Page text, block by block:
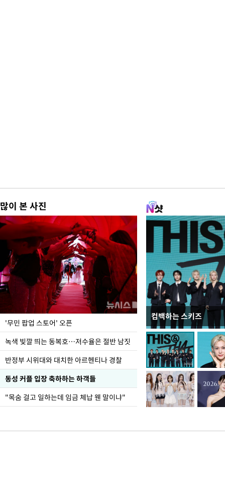
많이 본 사진
'무민 팝업 스토어' 오픈
녹색 빛깔 띄는 동복호…저수율은 절반 남짓
반정부 시위대와 대치한 아르헨티나 경찰
동성 커플 입장 축하하는 하객들
"목숨 걸고 일하는데 임금 체납 웬 말이냐"
컴백하는 스키즈
지석천 뒤덮은 개구리